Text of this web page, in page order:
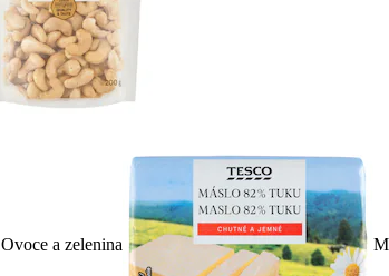
Ovoce a zelenina